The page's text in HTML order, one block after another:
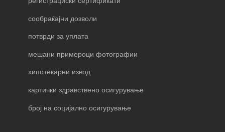
сообраќајни дозволи
потврди за уплата
мешани примероци фотографии
хипотекарни извод
картички здравствено осигурување
број на социјално осигурување